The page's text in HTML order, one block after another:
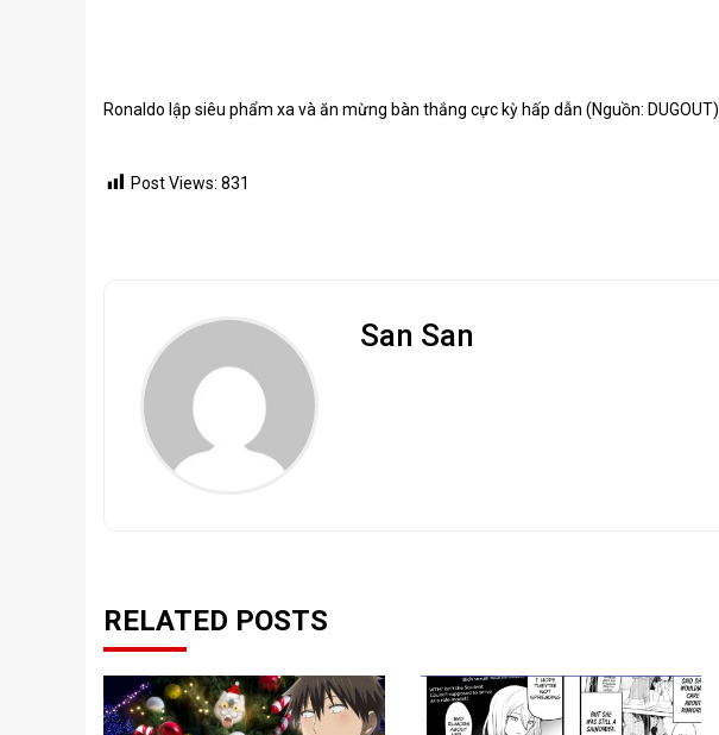
Ronaldo lập siêu phẩm xa và ăn mừng bàn thắng cực kỳ hấp dẫn (Nguồn: DUGOUT)
Post Views: 831
San San
RELATED POSTS